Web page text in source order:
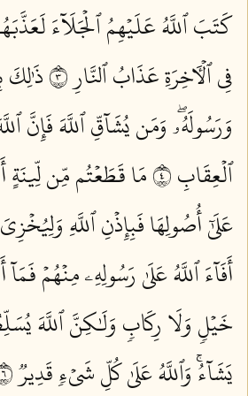
كَتَبَ ٱللَّهُ عَلَيۡهِمُ ٱلۡجَلَآءَ
فِي ٱلۡأٓخِرَةِ عَذَابُ ٱلنَّارِ ٣
ذَٰلِكَ
وَرَسُولَهُۥۖ وَمَن يُشَآقِّ ٱللَّهَ فَإِنَّ
ٱلۡعِقَابِ ٤
مَا قَطَعۡتُم مِّن لِّينَةٍ
عَلَىٰٓ أُصُولِهَا فَبِإِذۡنِ ٱللَّهِ
أَفَآءَ ٱللَّهُ عَلَىٰ رَسُولِهِۦ مِنۡهُمۡ
خَيۡلٖ وَلَا رِكَابٖ وَلَٰكِنَّ ٱللَّهَ
يَشَآءُۚ وَٱللَّهُ عَلَىٰ كُلِّ شَيۡءٖ قَدِيرٞ ٦